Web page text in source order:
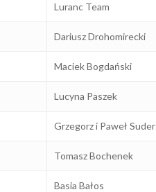
Luranc Team
Dariusz Drohomirecki
Maciek Bogdański
Lucyna Paszek
Grzegorz i Paweł Suder
Tomasz Bochenek
Basia Bałos